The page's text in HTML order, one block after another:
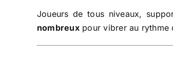
Joueurs de tous niveaux,
nombreuxpour vibrer au rythme